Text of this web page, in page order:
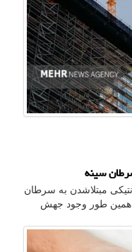
سینه
مبتلاشدن به سرطان
همین طور وجود جهش